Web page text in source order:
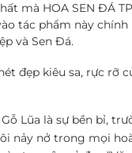
mà HOA SEN ĐÁ
tác phẩm này
và Sen Đá.
đẹp kiêu sa, rực rỡ
Lũa là sự bền bỉ,
nảy nở trong mọi